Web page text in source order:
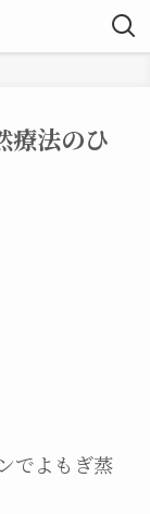
療法のひ
でよもぎ蒸